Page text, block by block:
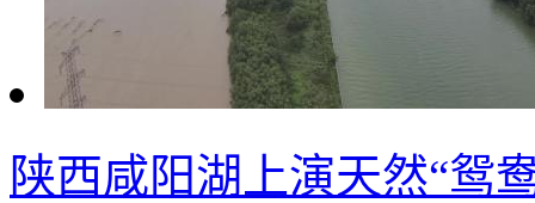
陕西咸阳湖上演天然“鸳